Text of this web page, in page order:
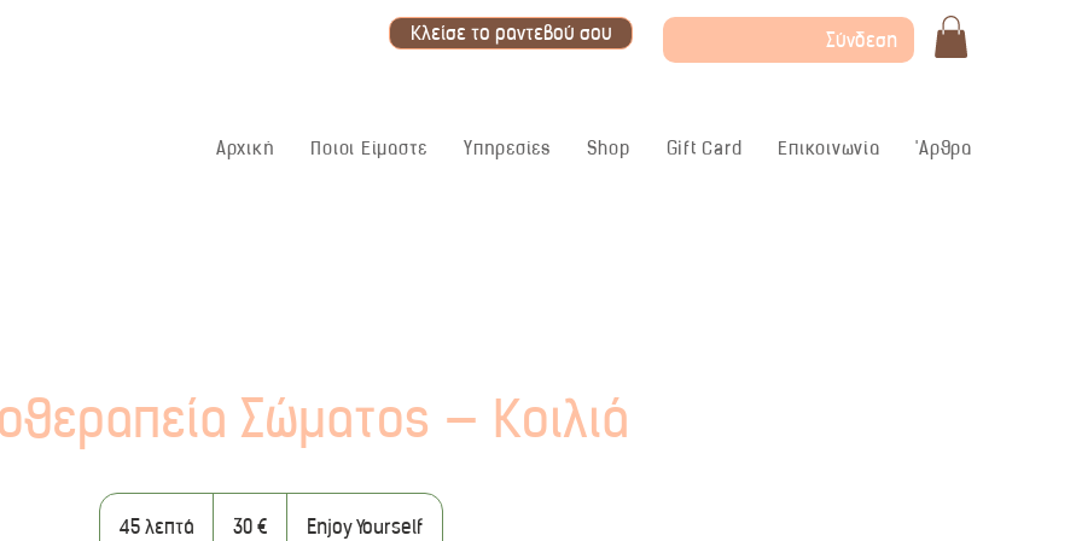
Κλείσε το ραντεβού σου Σύνδεση
Αρχική Ποιοι Είμαστε Υπηρεσίες Shop Gift Card Επικοινωνία 'Αρθρα
Σώματος — Κοιλιά
45 λεπτά 30 € Enjoy Yourself